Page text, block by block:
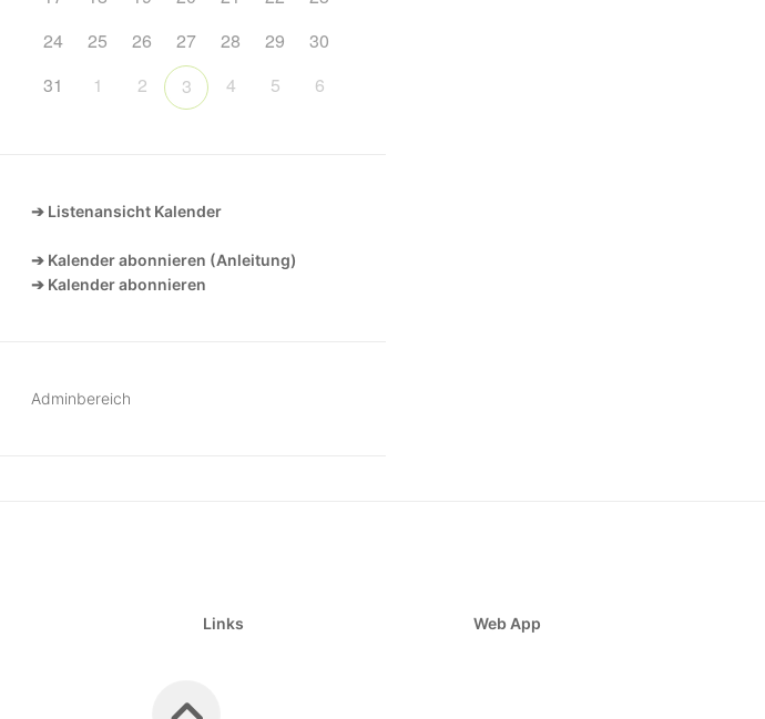
24
25 26 27 28 29
30
31
1 2 3 4 5 6
➔ Listenansicht Kalender
➔ Kalender abonnieren (Anleitung)
➔ Kalender abonnieren
Adminbereich
Links Web App